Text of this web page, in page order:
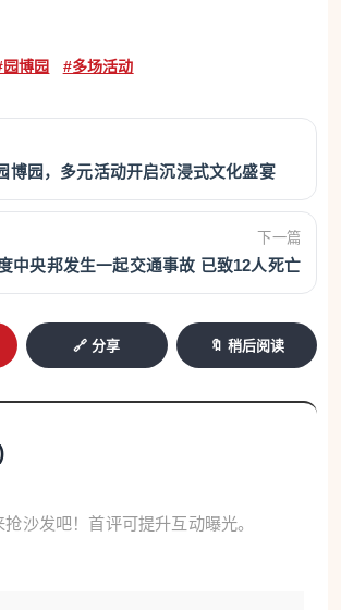
园博园 #多场活动
博园，多元活动开启沉浸式文化盛宴
下一篇
中央邦发生一起交通事故 已致12人死亡
🔗 分享 🔖 稍后阅读
沙发吧！首评可提升互动曝光。